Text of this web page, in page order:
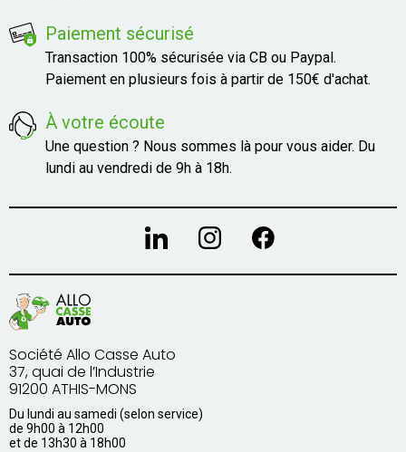
Paiement sécurisé
Transaction 100% sécurisée via CB ou Paypal.
Paiement en plusieurs fois à partir de 150€ d'achat.
À votre écoute
Une question ? Nous sommes là pour vous aider. Du
lundi au vendredi de 9h à 18h.
Société Allo Casse Auto
37, quai de l’Industrie
91200 ATHIS-MONS
Du lundi au samedi (selon service)
de 9h00 à 12h00
et de 13h30 à 18h00